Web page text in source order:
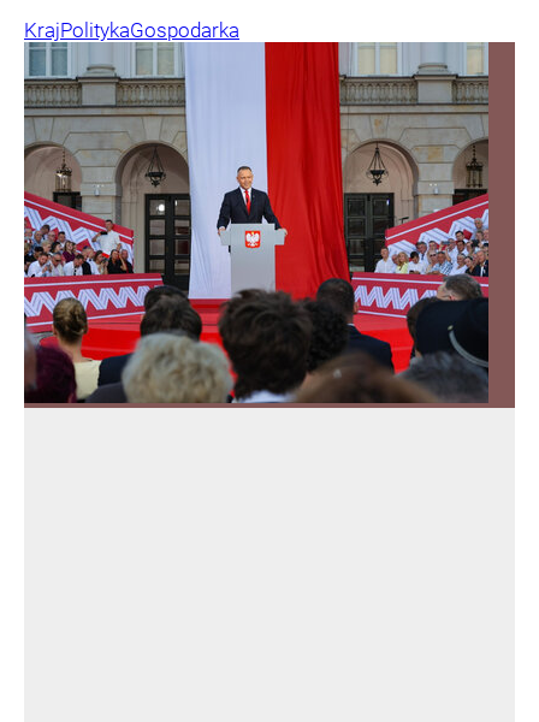
KrajPolitykaGospodarka